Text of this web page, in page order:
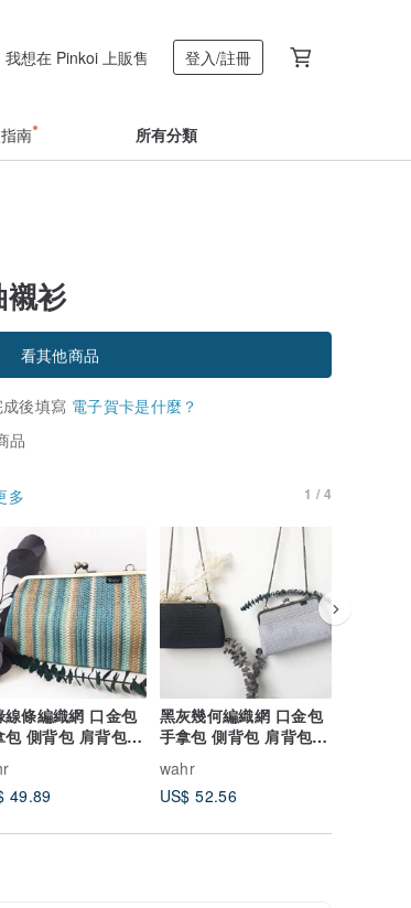
我想在 Pinkoi 上販售 登入/註冊
南 所有分類
襯衫
看其他商品
後填寫 電子賀卡是什麼？
品
多 1 / 4
線條編織網 口金包
包 側背包 肩背包
49.89
黑灰幾何編織網 口金包
手拿包 側背包 肩背包
wahr
US$ 52.56